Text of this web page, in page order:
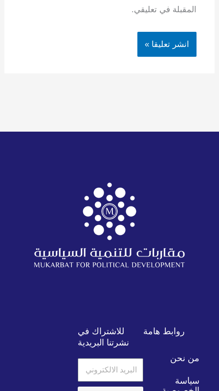
المقبلة في تعليقي.
روابط هامة
من نحن
سياسة
للاشتراك في
نشرتنا البريدية
البريد
الالكتروني